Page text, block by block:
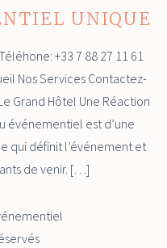
UNIQUE
+33 7 88 27 11 61
Nos Services Contactez-
Grand Hôtel Une Réaction
événementiel est d’une
qui définit l’événement et
de venir. […]